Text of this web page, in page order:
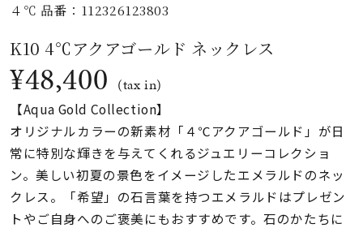
ファッションテイス
ト
着用シーン
コレクション
４℃ 品番：112326123803
K10 4℃アクアゴールド ネックレス
¥48,400 (tax in)
【Aqua Gold Collection】
オリジナルカラーの新素材「４℃アクアゴールド」が日
常に特別な輝きを与えてくれるジュエリーコレクショ
ン。美しい初夏の景色をイメージしたエメラルドのネッ
クレス。「希望」の石言葉を持つエメラルドはプレゼン
トやご自身へのご褒美にもおすすめです。石のかたちに